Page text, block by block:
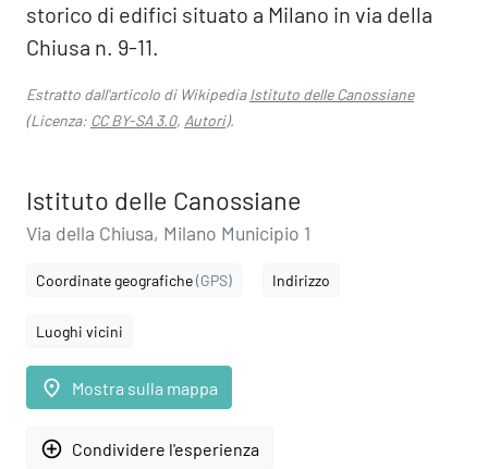
storico di edifici situato a Milano in via della
Chiusa n. 9-11.
Estratto dall'articolo di WikipediaIstituto delle Canossiane
(Licenza: CC BY-SA 3.0, Autori).
Istituto delle Canossiane
Via della Chiusa, Milano Municipio 1
Coordinate geografiche(GPS) Indirizzo
Luoghi vicini
place Mostra sulla mappa
add_circle_outline Condividere l'esperienza